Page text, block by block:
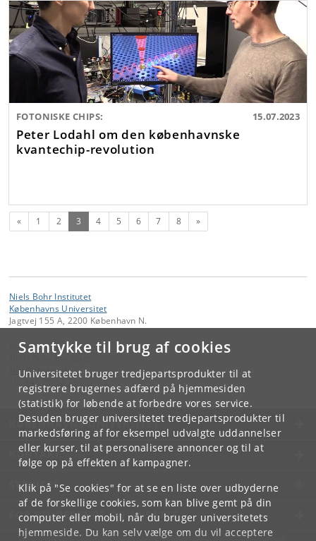
Samtykke til brug af cookies
Universitetet bruger tredjepartsprodukter til at
registrere brugernes adfærd på hjemmesiden
(statistik) for løbende at forbedre vores service.
Desuden bruger universitetet tredjepartsprodukter til
markedsføring af for eksempel udvalgte uddannelser
eller kurser, til at personalisere annoncer og til at
følge op på effekten af kampagner.
Klik på "Se cookies" for at se en liste over udbyderne
af de forskellige cookies, som kan blive gemt på din
computer eller mobil, når du bruger universitetets
hjemmeside. Du kan selv vælge om du vil acceptere
FOTONISKE CHIPS: 15.07.2023
Peter Lodahl om den københavnske
kvantechip-revolution
Forrige
« 1 2 3 (nuværende)
4 5 6 7 8 Næste
»
Niels Bohr Institutet
Københavns Universitet
Jagtvej 155 A, 2200 København N.
Kontakt:
Niels Bohr Institutet
NBI@ nbi ku.dk
KØBENHAVNS UNIVERSITET
KONTAKT
SERVICES
FOR STUDERENDE OG ANSATTE